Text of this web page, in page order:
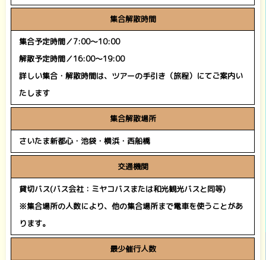
集合解散時間
集合予定時間／7:00～10:00
解散予定時間／16:00～19:00
詳しい集合・解散時間は、ツアーの手引き（旅程）にてご案内い
たします
集合解散場所
さいたま新都心・池袋・横浜・西船橋
交通機関
貸切バス(バス会社：ミヤコバスまたは和光観光バスと同等)
※集合場所の人数により、他の集合場所まで電車を使うことがあ
ります。
最少催行人数